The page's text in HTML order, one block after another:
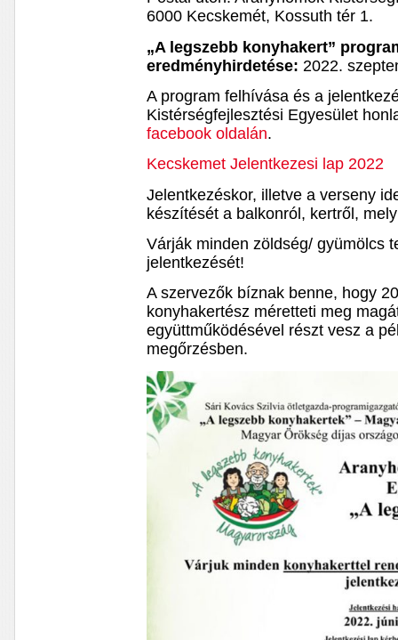
6000 Kecskemét, Kossuth tér 1.
„A legszebb konyhakert”
eredményhirdetése: 2022.
A program felhívása és a
Kistérségfejlesztési Egyesület
facebook oldalán.
Kecskemet Jelentkezesi lap 2022
Jelentkezéskor, illetve a verseny
készítését a balkonról, kertről,
Várják minden zöldség/ gyümölcs
jelentkezését!
A szervezők bíznak benne, hogy
konyhakertész méretteti meg
együttműködésével részt vesz a
megőrzésben.